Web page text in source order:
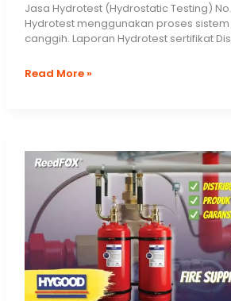
Jasa Hydrotest (Hydrostatic Testing)
Hydrotest menggunakan proses
canggih. Laporan Hydrotest sertifikat
Jasa
#1
Indonesia
Read More »